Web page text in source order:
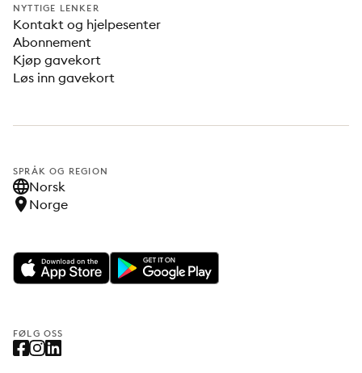
NYTTIGE LENKER
Kontakt og hjelpesenter
Abonnement
Kjøp gavekort
Løs inn gavekort
SPRÅK OG REGION
Norsk
Norge
FØLG OSS